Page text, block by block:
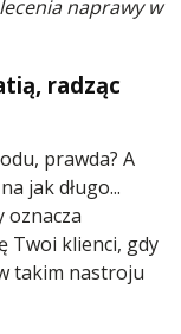
naprawy w
radząc
prawda? A
jak długo...
oznacza
Twoi klienci, gdy
takim nastroju